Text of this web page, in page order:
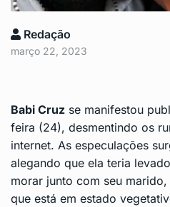
Redação
março 22, 2023
Babi Cruz se manifestou
feira (24), desmentindo os
internet. As especulações
alegando que ela teria
morar junto com seu
que está em estado